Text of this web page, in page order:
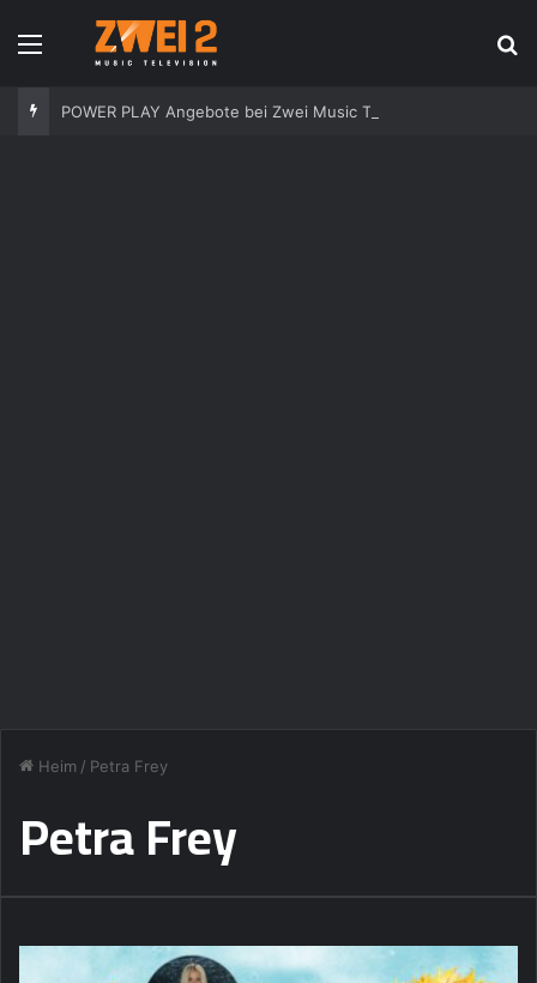
Speisekarte
POWER PLAY Angebote bei Zwei Music Television
Heim / Petra Frey
Petra Frey